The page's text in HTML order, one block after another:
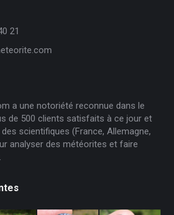
21
a une notoriété reconnue dans le
de 500 clients satisfaits à ce jour et
scientifiques (France, Allemagne,
analyser des météorites et faire